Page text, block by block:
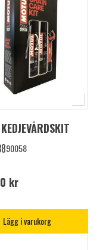
90058
kr
Lägg i varukorg